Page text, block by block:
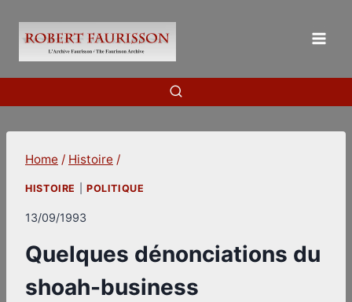
content
Home / Histoire /
HISTOIRE POLITIQUE
13/09/1993
Quelques dénonciations du
shoah-business